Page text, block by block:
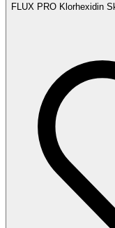
FLUX PRO Klorhexidin